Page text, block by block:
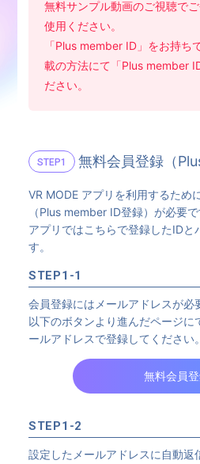
無料サンプル動画のご視聴で
使用ください。
「Plus member ID」をお持ち
載の方法にて「Plus member
ださい。
STEP1 無料会員登録（
VR MODE アプリを利用するため
（Plus member ID登録）が必要で
アプリではこちらで登録したIDと
す。
STEP1-1
会員登録にはメールアドレスが必
以下のボタンより進んだページに
ールアドレスで登録してください。
無料会員
STEP1-2
設定したメールアドレスに自動返